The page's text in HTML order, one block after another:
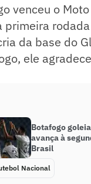
venceu o
da base do
ele
Botafogo
avança à
Brasil
Nacional